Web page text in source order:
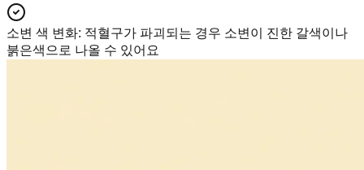
소변 색 변화: 적혈구가 파괴되는 경우 소변이 진한 갈색이나
붉은색으로 나올 수 있어요